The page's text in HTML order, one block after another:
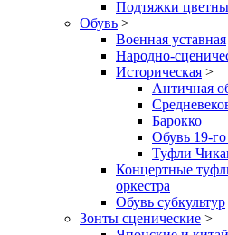
Подтяжки
Обувь >
Военная уставная
Народно-
Историческая >
Античная
Барокко
Обувь 19-го
Туфли
Концертные
оркестра
Обувь субкультур
Зонты сценические >